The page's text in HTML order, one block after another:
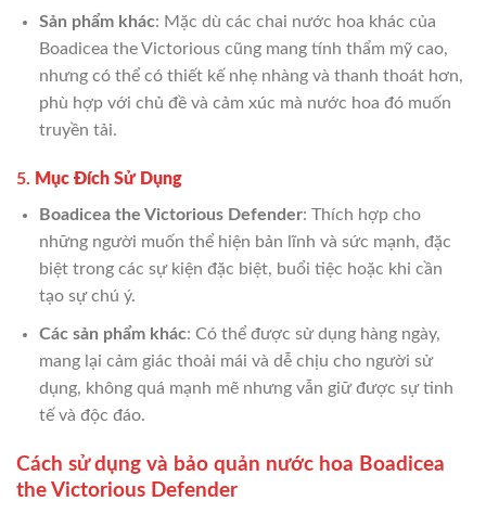
Sản phẩm khác: Mặc dù các chai nước hoa khác của
Boadicea the Victorious cũng mang tính thẩm mỹ cao,
nhưng có thể có thiết kế nhẹ nhàng và thanh thoát hơn,
phù hợp với chủ đề và cảm xúc mà nước hoa đó muốn
truyền tải.
5. Mục Đích Sử Dụng
Boadicea the Victorious Defender: Thích hợp cho
những người muốn thể hiện bản lĩnh và sức mạnh, đặc
biệt trong các sự kiện đặc biệt, buổi tiệc hoặc khi cần
tạo sự chú ý.
Các sản phẩm khác: Có thể được sử dụng hàng ngày,
mang lại cảm giác thoải mái và dễ chịu cho người sử
dụng, không quá mạnh mẽ nhưng vẫn giữ được sự tinh
tế và độc đáo.
Cách sử dụng và bảo quản nước hoa Boadicea
the Victorious Defender